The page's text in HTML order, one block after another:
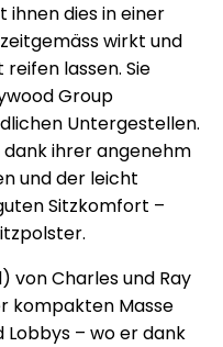
ihnen dies in einer
wirkt und
lassen. Sie
Group
Untergestellen.
ihrer angenehm
und der leicht
Sitzkomfort –
von Charles und Ray
kompakten Masse
Lobbys – wo er dank